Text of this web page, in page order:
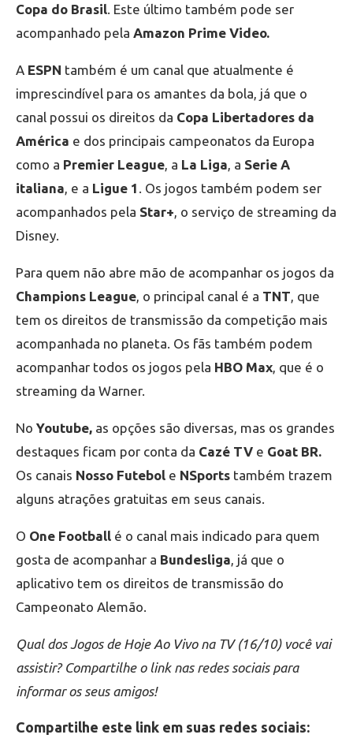
Copa do Brasil . Este último também pode ser
acompanhado pela Amazon Prime Video.
A ESPN também é um canal que atualmente é
imprescindível para os amantes da bola, já que o
canal possui os direitos da Copa Libertadores da
América e dos principais campeonatos da Europa
como a Premier League , a La Liga , a Serie A
italiana , e a Ligue 1
. Os jogos também podem ser
acompanhados pela Star+ , o serviço de streaming da
Disney.
Para quem não abre mão de acompanhar os jogos da
Champions League , o principal canal é a TNT , que
tem os direitos de transmissão da competição mais
acompanhada no planeta. Os fãs também podem
acompanhar todos os jogos pela HBO Max , que é o
streaming da Warner.
No Youtube, as opções são diversas, mas os grandes
destaques ficam por conta da Cazé TV e Goat BR.
Os canais Nosso Futebol e NSports também trazem
alguns atrações gratuitas em seus canais.
O One Football é o canal mais indicado para quem
gosta de acompanhar a Bundesliga , já que o
aplicativo tem os direitos de transmissão do
Campeonato Alemão.
Qual dos Jogos de Hoje Ao Vivo na TV (16/10) você vai
assistir? Compartilhe o link nas redes sociais para
informar os seus amigos!
Compartilhe este link em suas redes sociais: